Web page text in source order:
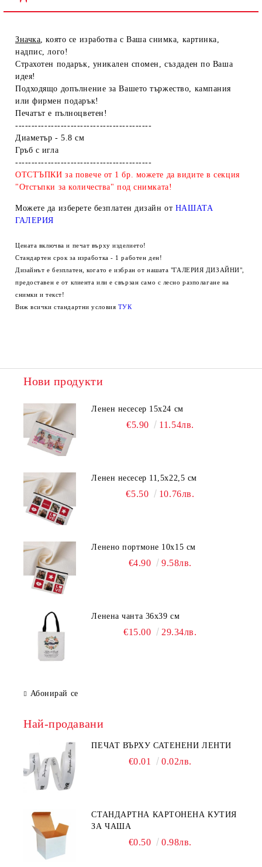
Значка, която се изработва с Ваша снимка, картинка,
надпис, лого!
Страхотен подарък, уникален спомен, създаден по Ваша
идея!
Подходящо допълнение за Вашето тържество, кампания
или фирмен подарък!
Печатът е пълноцветен!
------------------------------------------
Диаметър - 5.8 см
Гръб с игла
------------------------------------------
ОТСТЪПКИ за повече от 1 бр. можете да видите в секция
"Отстъпки за количества" под снимката!
Можете да изберете безплатен дизайн от НАШАТА
ГАЛЕРИЯ
Цената включва и печат върху изделието!
Стандартен срок за изработка - 1 работен ден!
Дизайнът е безплатен, когато е избран от нашата "ГАЛЕРИЯ ДИЗАЙНИ",
предоставен е от клиента или е свързан само с лесно разполагане на
снимки и текст!
Виж всички стандартни условия ТУК
Нови продукти
Ленен несесер 15х24 см
€5.90 11.54лв.
Ленен несесер 11,5х22,5 см
€5.50 10.76лв.
Ленено портмоне 10х15 см
€4.90 9.58лв.
Ленена чанта 36х39 см
€15.00 29.34лв.
Абонирай се
Най-продавани
ПЕЧАТ ВЪРХУ САТЕНЕНИ ЛЕНТИ
€0.01 0.02лв.
СТАНДАРТНА КАРТОНЕНА КУТИЯ
ЗА ЧАША
€0.50 0.98лв.